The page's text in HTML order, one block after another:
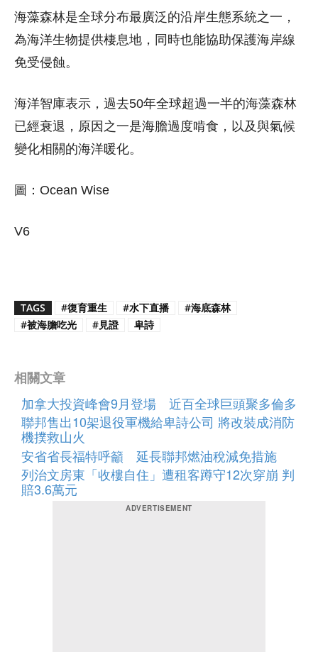
海藻森林是全球分布最廣泛的沿岸生態系統之一，
為海洋生物提供棲息地，同時也能協助保護海岸線
免受侵蝕。
海洋智庫表示，過去50年全球超過一半的海藻森林
已經衰退，原因之一是海膽過度啃食，以及與氣候
變化相關的海洋暖化。
圖：Ocean Wise
V6
TAGS #復育重生 #水下直播
#海底森林
#被海膽吃光
#見證 卑詩
相關文章
加拿大投資峰會9月登場 近百全球巨頭聚多倫多
聯邦售出10架退役軍機給卑詩公司 將改裝成消防
機撲救山火
安省省長福特呼籲 延長聯邦燃油稅減免措施
列治文房東「收樓自住」遭租客蹲守12次穿崩 判
賠3.6萬元